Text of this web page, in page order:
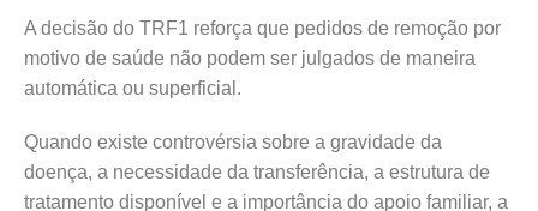
A decisão do TRF1 reforça que pedidos de remoção por
motivo de saúde não podem ser julgados de maneira
automática ou superficial.
Quando existe controvérsia sobre a gravidade da
doença, a necessidade da transferência, a estrutura de
tratamento disponível e a importância do apoio familiar, a